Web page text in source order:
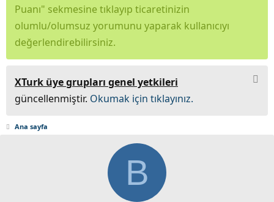
Puanı" sekmesine tıklayıp ticaretinizin
olumlu/olumsuz yorumunu yaparak kullanıcıyı
değerlendirebilirsiniz.
XTurk üye grupları genel yetkileri
güncellenmiştir. Okumak için tıklayınız.
Ana sayfa
B